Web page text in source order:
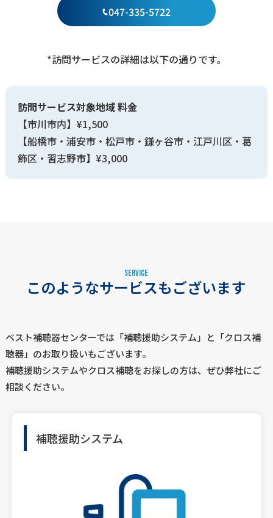
047-335-5722
*訪問サービスの詳細は以下の通りです。
訪問サービス対象地域 料金
【市川市内】¥1,500
【船橋市・浦安市・松戸市・鎌ヶ谷市・江戸川区・葛
飾区・習志野市】¥3,000
SERVICE
このようなサービスもございます
ベスト補聴器センターでは「補聴援助システム」と「クロス補
聴器」のお取り扱いもございます。
補聴援助システムやクロス補聴をお探しの方は、ぜひ弊社にご
相談ください。
補聴援助システム